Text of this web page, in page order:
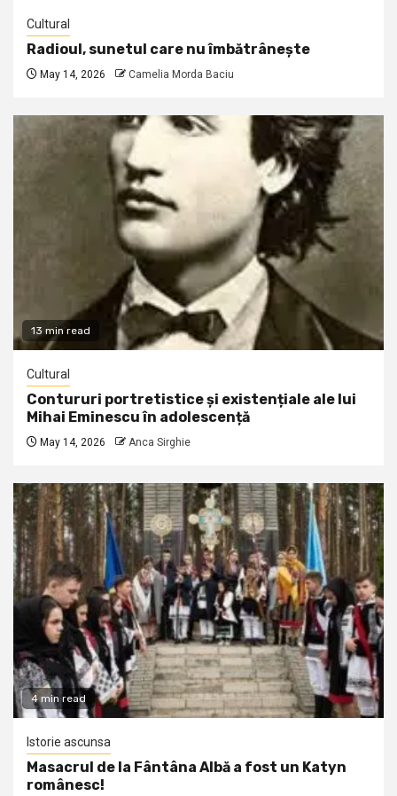
Cultural
Radioul, sunetul care nu îmbătrânește
May 14, 2026 Camelia Morda Baciu
13 min read
Cultural
Contururi portretistice și existențiale ale lui
Mihai Eminescu în adolescență
May 14, 2026 Anca Sirghie
4 min read
Istorie ascunsa
Masacrul de la Fântâna Albă a fost un Katyn
românesc!